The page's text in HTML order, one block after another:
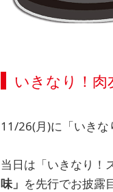
いきなり！
11/26(月)に「いき
当日は「いきなり！
味」 を先行でお披露